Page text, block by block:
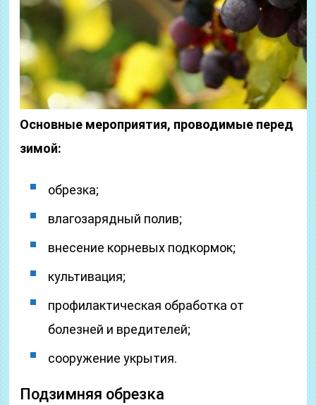
Основные мероприятия, проводимые перед
зимой:
обрезка;
влагозарядный полив;
внесение корневых подкормок;
культивация;
профилактическая обработка от
болезней и вредителей;
сооружение укрытия.
Подзимняя обрезка